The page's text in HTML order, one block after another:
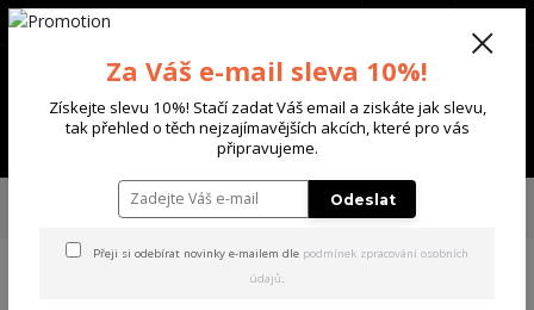
Menu
+420 702 136 620
TRIKA & TÍLKA
Yakuza pánské tričko Checkmate
Regular T-Shirt white 6XL
Za Váš e-mail sleva 10%!
Získejte slevu 10%! Stačí zadat Váš email a ziskáte jak slevu,
tak přehled o těch nejzajímavějších akcích, které pro vás
připravujeme.
Odeslat
Přeji si odebírat novinky e-mailem dle podmínek zpracování osobních
údajů.